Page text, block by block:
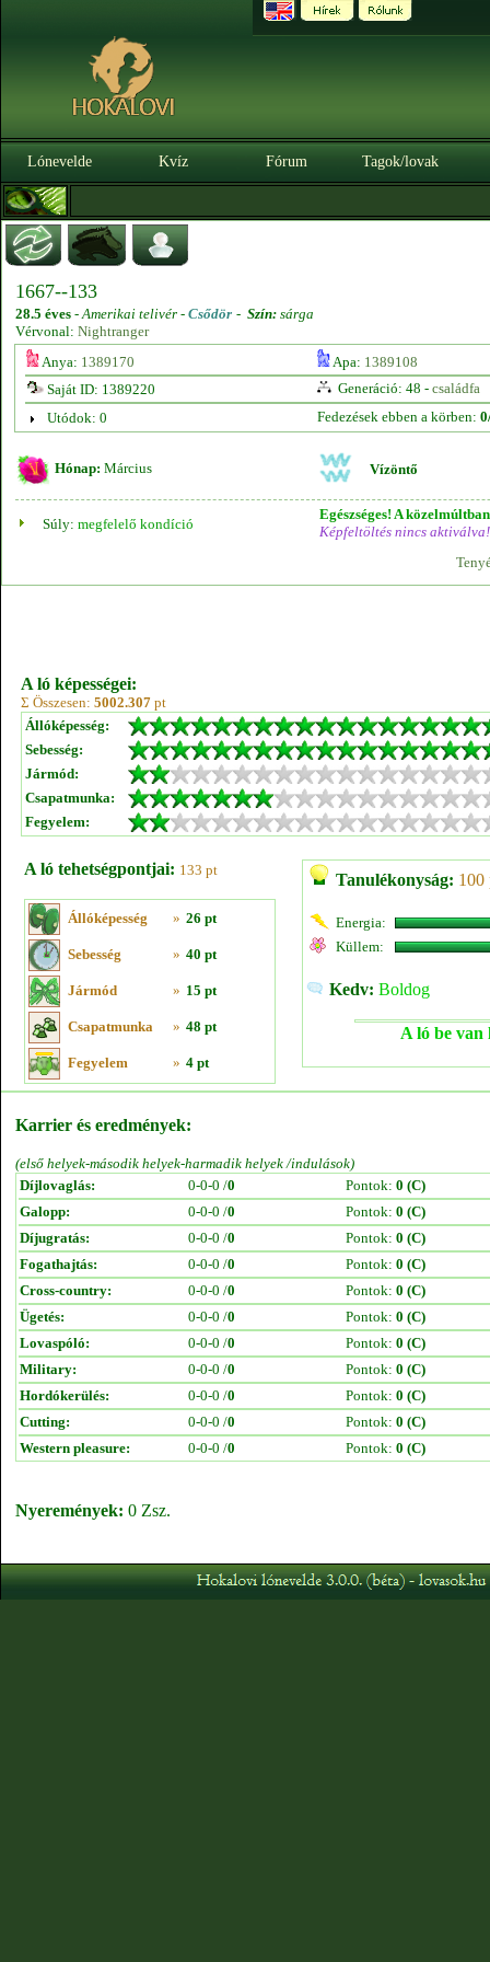
Lónevelde Kvíz Fórum Tagok/lovak
1667--133
28.5 éves -Amerikai telivér - Csődör - Szín: sárga
Vérvonal: Nightranger
Anya: 1389170 Apa: 1389108
Saját ID: 1389220
Generáció: 48 - családfa
Utódok: 0
Fedezések ebben a körben:
Hónap: Március Vízöntő
Súly: megfelelő kondíció
Egészséges! A
Képfeltöltés nincs aktiválva!
A ló képességei:
Σ Összesen: 5002.307 pt
Állóképesség:
Sebesség:
Jármód:
Csapatmunka:
Fegyelem:
A ló tehetségpontjai: 133 pt
Állóképesség » 26 pt
Sebesség » 40 pt
Jármód » 15 pt
Csapatmunka » 48 pt
Fegyelem » 4 pt
Tanulékonyság: 100
Energia:
Küllem:
Kedv: Boldog
A ló be van
Karrier és eredmények:
(első helyek-második helyek-harmadik helyek /indulások)
Díjlovaglás:
0-0-0 /0 Pontok: 0 (C)
Galopp:
0-0-0 /0 Pontok: 0 (C)
Díjugratás:
0-0-0 /0 Pontok: 0 (C)
Fogathajtás:
0-0-0 /0 Pontok: 0 (C)
Cross-country:
0-0-0 /0 Pontok: 0 (C)
Ügetés:
0-0-0 /0 Pontok: 0 (C)
Lovaspóló:
0-0-0 /0 Pontok: 0 (C)
Military:
0-0-0 /0 Pontok: 0 (C)
Hordókerülés:
0-0-0 /0 Pontok: 0 (C)
Cutting:
0-0-0 /0 Pontok: 0 (C)
Western pleasure:
0-0-0 /0 Pontok: 0 (C)
Nyeremények: 0 Zsz.